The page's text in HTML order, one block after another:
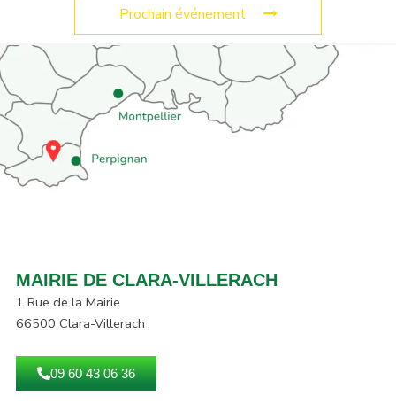
Prochain événement
MAIRIE DE CLARA-VILLERACH
1 Rue de la Mairie
66500 Clara-Villerach
09 60 43 06 36